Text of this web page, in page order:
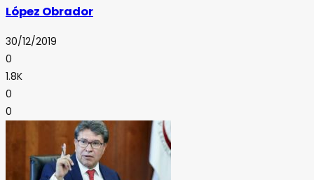
López Obrador
30/12/2019
0
1.8K
0
0